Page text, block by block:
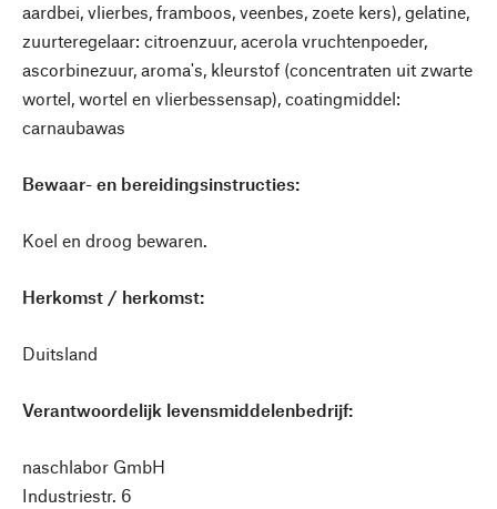
aardbei, vlierbes, framboos, veenbes, zoete kers), gelatine,
zuurteregelaar: citroenzuur, acerola vruchtenpoeder,
ascorbinezuur, aroma's, kleurstof (concentraten uit zwarte
wortel, wortel en vlierbessensap), coatingmiddel:
carnaubawas
Bewaar- en bereidingsinstructies:
Koel en droog bewaren.
Herkomst / herkomst:
Duitsland
Verantwoordelijk levensmiddelenbedrijf:
naschlabor GmbH
Industriestr. 6